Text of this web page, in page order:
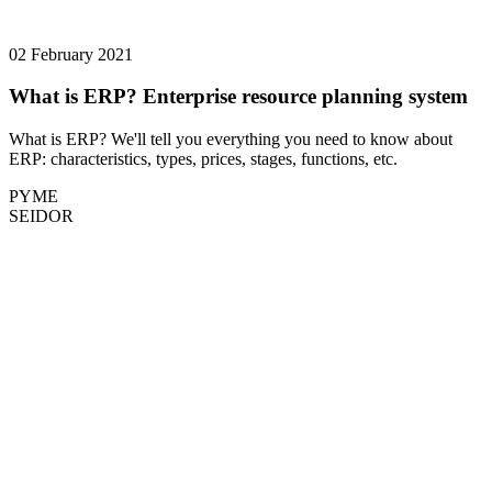
02 February 2021
What is ERP? Enterprise resource planning system
What is ERP? We'll tell you everything you need to know about
ERP: characteristics, types, prices, stages, functions, etc.
PYME
SEIDOR